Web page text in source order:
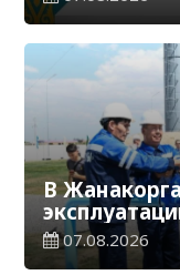
В
07.08.2026